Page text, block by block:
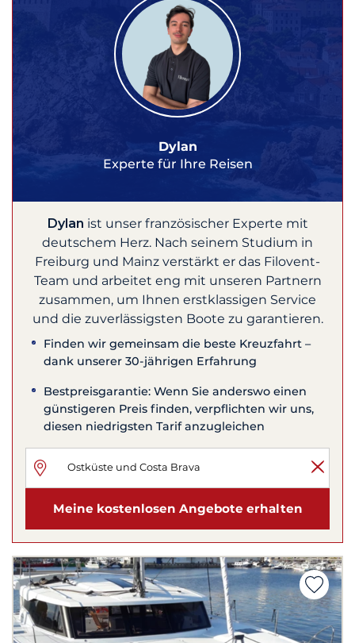
Dylan
Experte für Ihre Reisen
Dylan ist unser französischer Experte mit
deutschem Herz. Nach seinem Studium in
Freiburg und Mainz verstärkt er das Filovent-
Team und arbeitet eng mit unseren Partnern
zusammen, um Ihnen erstklassigen Service
und die zuverlässigsten Boote zu garantieren.
Finden wir gemeinsam die beste Kreuzfahrt –
dank unserer 30-jährigen Erfahrung
Bestpreisgarantie: Wenn Sie anderswo einen
günstigeren Preis finden, verpflichten wir uns,
diesen niedrigsten Tarif anzugleichen
Meine kostenlosen Angebote erhalten